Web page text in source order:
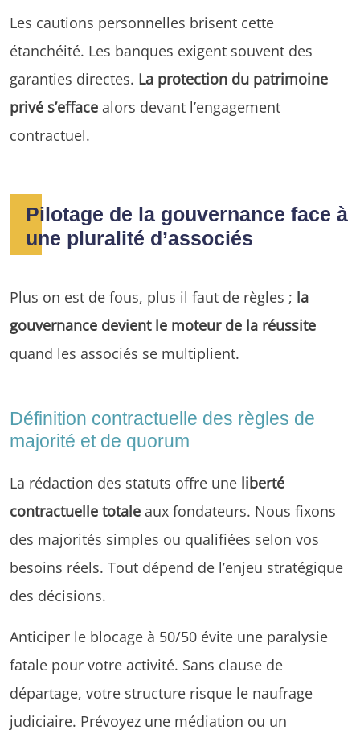
Les cautions personnelles brisent cette
étanchéité. Les banques exigent souvent des
garanties directes. La protection du patrimoine
privé s’efface alors devant l’engagement
contractuel.
Pilotage de la gouvernance face à
une pluralité d’associés
Plus on est de fous, plus il faut de règles ; la
gouvernance devient le moteur de la réussite
quand les associés se multiplient.
Définition contractuelle des règles de
majorité et de quorum
La rédaction des statuts offre une liberté
contractuelle totale aux fondateurs. Nous fixons
des majorités simples ou qualifiées selon vos
besoins réels. Tout dépend de l’enjeu stratégique
des décisions.
Anticiper le blocage à 50/50 évite une paralysie
fatale pour votre activité. Sans clause de
départage, votre structure risque le naufrage
judiciaire. Prévoyez une médiation ou un